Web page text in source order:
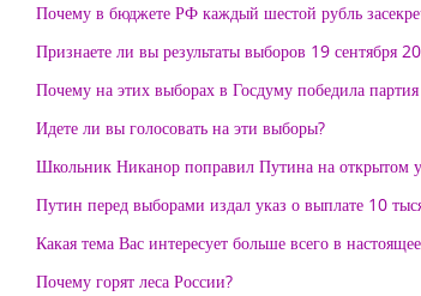
Почему в бюджете РФ каждый шестой рубль
Признаете ли вы результаты выборов 19 сентября
Почему на этих выборах в Госдуму победила
Идете ли вы голосовать на эти выборы?
Школьник Никанор поправил Путина на открытом
Путин перед выборами издал указ о выплате 10
Какая тема Вас интересует больше всего в
Почему горят леса России?